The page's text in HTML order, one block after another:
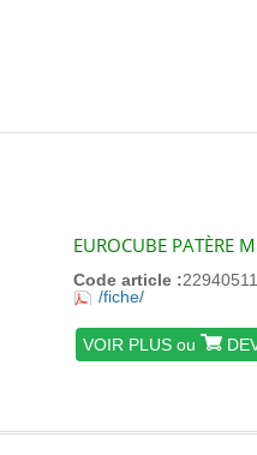
EUROCUBE PATÈRE
Code article :22940511
/fiche/
VOIR PLUS ou